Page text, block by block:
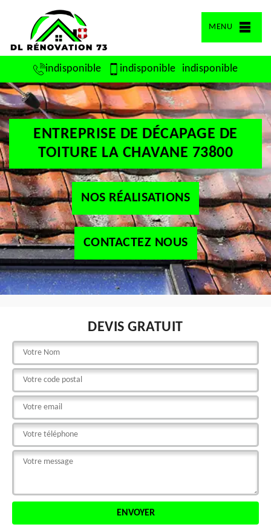
MENU
indisponible indisponible indisponible
ENTREPRISE DE DÉCAPAGE DE
TOITURE LA CHAVANE 73800
NOS RÉALISATIONS
CONTACTEZ NOUS
DEVIS GRATUIT